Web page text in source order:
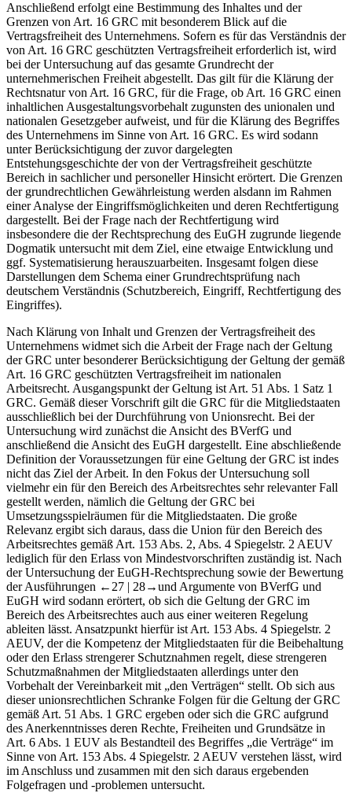
Anschließend erfolgt eine Bestimmung des Inhaltes und der
Grenzen von Art. 16 GRC mit besonderem Blick auf die
Vertragsfreiheit des Unternehmens. Sofern es für das Verständnis der
von Art. 16 GRC geschützten Vertragsfreiheit erforderlich ist, wird
bei der Untersuchung auf das gesamte Grundrecht der
unternehmerischen Freiheit abgestellt. Das gilt für die Klärung der
Rechtsnatur von Art. 16 GRC, für die Frage, ob Art. 16 GRC einen
inhaltlichen Ausgestaltungsvorbehalt zugunsten des unionalen und
nationalen Gesetzgeber aufweist, und für die Klärung des Begriffes
des Unternehmens im Sinne von Art. 16 GRC. Es wird sodann
unter Berücksichtigung der zuvor dargelegten
Entstehungsgeschichte der von der Vertragsfreiheit geschützte
Bereich in sachlicher und personeller Hinsicht erörtert. Die Grenzen
der grundrechtlichen Gewährleistung werden alsdann im Rahmen
einer Analyse der Eingriffsmöglichkeiten und deren Rechtfertigung
dargestellt. Bei der Frage nach der Rechtfertigung wird
insbesondere die der Rechtsprechung des EuGH zugrunde liegende
Dogmatik untersucht mit dem Ziel, eine etwaige Entwicklung und
ggf. Systematisierung herauszuarbeiten. Insgesamt folgen diese
Darstellungen dem Schema einer Grundrechtsprüfung nach
deutschem Verständnis (Schutzbereich, Eingriff, Rechtfertigung des
Eingriffes).
Nach Klärung von Inhalt und Grenzen der Vertragsfreiheit des
Unternehmens widmet sich die Arbeit der Frage nach der Geltung
der GRC unter besonderer Berücksichtigung der Geltung der gemäß
Art. 16 GRC geschützten Vertragsfreiheit im nationalen
Arbeitsrecht. Ausgangspunkt der Geltung ist Art. 51 Abs. 1 Satz 1
GRC. Gemäß dieser Vorschrift gilt die GRC für die Mitgliedstaaten
ausschließlich bei der Durchführung von Unionsrecht. Bei der
Untersuchung wird zunächst die Ansicht des BVerfG und
anschließend die Ansicht des EuGH dargestellt. Eine abschließende
Definition der Voraussetzungen für eine Geltung der GRC ist indes
nicht das Ziel der Arbeit. In den Fokus der Untersuchung soll
vielmehr ein für den Bereich des Arbeitsrechtes sehr relevanter Fall
gestellt werden, nämlich die Geltung der GRC bei
Umsetzungsspielräumen für die Mitgliedstaaten. Die große
Relevanz ergibt sich daraus, dass die Union für den Bereich des
Arbeitsrechtes gemäß Art. 153 Abs. 2, Abs. 4 Spiegelstr. 2 AEUV
lediglich für den Erlass von Mindestvorschriften zuständig ist. Nach
der Untersuchung der EuGH-Rechtsprechung sowie der Bewertung
der Ausführungen ←27 | 28→und Argumente von BVerfG und
EuGH wird sodann erörtert, ob sich die Geltung der GRC im
Bereich des Arbeitsrechtes auch aus einer weiteren Regelung
ableiten lässt. Ansatzpunkt hierfür ist Art. 153 Abs. 4 Spiegelstr. 2
AEUV, der die Kompetenz der Mitgliedstaaten für die Beibehaltung
oder den Erlass strengerer Schutznahmen regelt, diese strengeren
Schutzmaßnahmen der Mitgliedstaaten allerdings unter den
Vorbehalt der Vereinbarkeit mit „den Verträgen“ stellt. Ob sich aus
dieser unionsrechtlichen Schranke Folgen für die Geltung der GRC
gemäß Art. 51 Abs. 1 GRC ergeben oder sich die GRC aufgrund
des Anerkenntnisses deren Rechte, Freiheiten und Grundsätze in
Art. 6 Abs. 1 EUV als Bestandteil des Begriffes „die Verträge“ im
Sinne von Art. 153 Abs. 4 Spiegelstr. 2 AEUV verstehen lässt, wird
im Anschluss und zusammen mit den sich daraus ergebenden
Folgefragen und -problemen untersucht.